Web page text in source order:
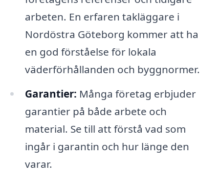
arbeten. En erfaren takläggare i
Nordöstra Göteborg kommer att ha
en god förståelse för lokala
väderförhållanden och byggnormer.
Garantier: Många företag erbjuder
garantier på både arbete och
material. Se till att förstå vad som
ingår i garantin och hur länge den
varar.